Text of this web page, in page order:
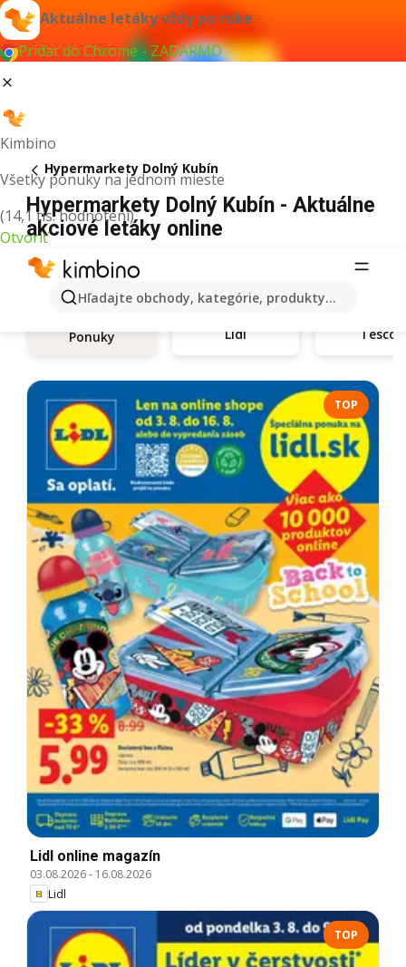
Aktuálne letáky vždy po ruke
Pridať do Chrome - ZADARMO
Kimbino
Všetky ponuky na jednom mieste
(14,1 tis. hodnotení)
Otvoriť
Hľadajte obchody, kategórie, produkty...
Hypermarkety Dolný Kubín
Hypermarkety Dolný Kubín - Aktuálne
akciové letáky online
Ponuky Lidl Tesco
TOP
Lidl online magazín
03.08.2026- 16.08.2026
Lidl
TOP